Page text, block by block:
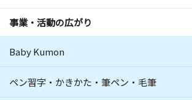
事業・活動の広がり
Baby Kumon
ペン習字・かきかた・筆ペン・毛筆